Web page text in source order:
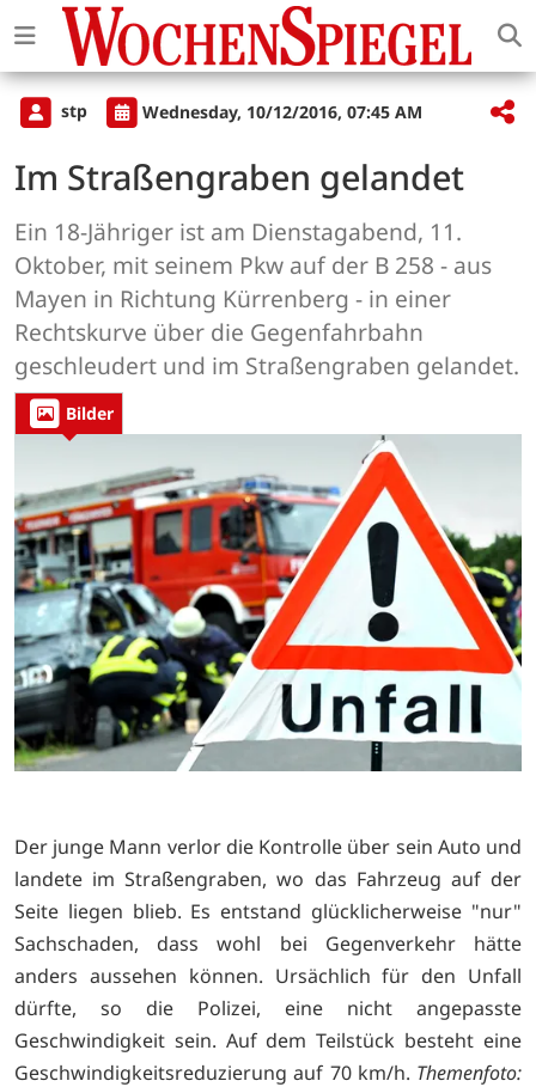
stp Wednesday, 10/12/2016, 07:45 AM
Im Straßengraben gelandet
Ein 18-Jähriger ist am Dienstagabend, 11.
Oktober, mit seinem Pkw auf der B 258 - aus
Mayen in Richtung Kürrenberg - in einer
Rechtskurve über die Gegenfahrbahn
geschleudert und im Straßengraben gelandet.
Bilder
Der junge Mann verlor die Kontrolle über sein Auto und
landete im Straßengraben, wo das Fahrzeug auf der
Seite liegen blieb. Es entstand glücklicherweise "nur"
Sachschaden, dass wohl bei Gegenverkehr hätte
anders aussehen können. Ursächlich für den Unfall
dürfte, so die Polizei, eine nicht angepasste
Geschwindigkeit sein. Auf dem Teilstück besteht eine
Geschwindigkeitsreduzierung auf 70 km/h. Themenfoto: